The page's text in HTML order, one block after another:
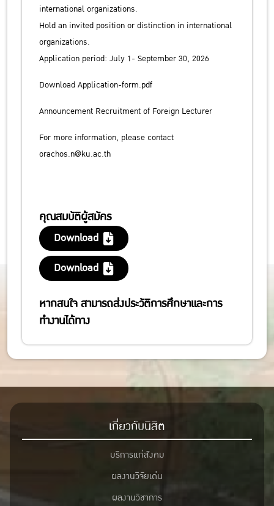
international organizations.
Hold an invited position or distinction in international
organizations.
Application period: July 1- September 30, 2026
Download Application-form.pdf
Announcement Recruitment of Foreign Lecturer
For more information, please contact
orachos.n@ku.ac.th
คุณสมบัติผู้สมัคร
Download
Download
หากสนใจ สามารถส่งประวัติการศึกษาและการ
ทำงานได้ทาง
เกี่ยวกับนิสิต
บริการแก่สังคม
ผลงานวิจัยเด่น
ผลงานวิชาการ